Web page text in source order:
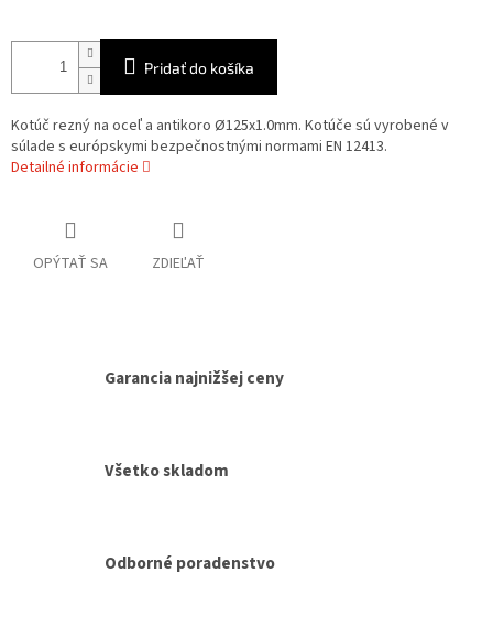
Pridať do košíka
Kotúč rezný na oceľ a antikoro Ø125x1.0mm. Kotúče sú vyrobené v
súlade s európskymi bezpečnostnými normami EN 12413.
Detailné informácie
OPÝTAŤ SA ZDIEĽAŤ
Garancia najnižšej ceny
Všetko skladom
Odborné poradenstvo